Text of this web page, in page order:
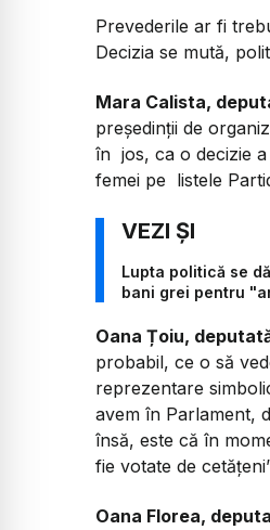
Prevederile ar fi
Decizia se mută,
Mara Calista,
președinții de
în jos, ca o decizie a
femei pe listele
Lupta politică se
bani grei pentru
Oana Țoiu,
probabil, ce o să
reprezentare
avem în Parlament,
însă, este că în
fie votate de
Oana Florea,